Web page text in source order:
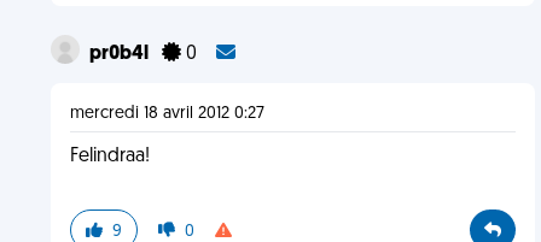
pr0b4l 0
mercredi 18 avril 2012 0:27
Felindraa!
9 0